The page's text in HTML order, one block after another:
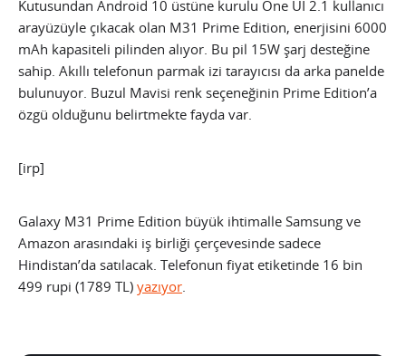
Kutusundan Android 10 üstüne kurulu One UI 2.1 kullanıcı
arayüzüyle çıkacak olan M31 Prime Edition, enerjisini 6000
mAh kapasiteli pilinden alıyor. Bu pil 15W şarj desteğine
sahip. Akıllı telefonun parmak izi tarayıcısı da arka panelde
bulunuyor. Buzul Mavisi renk seçeneğinin Prime Edition’a
özgü olduğunu belirtmekte fayda var.
[irp]
Galaxy M31 Prime Edition büyük ihtimalle Samsung ve
Amazon arasındaki iş birliği çerçevesinde sadece
Hindistan’da satılacak. Telefonun fiyat etiketinde 16 bin
499 rupi (1789 TL) yazıyor.